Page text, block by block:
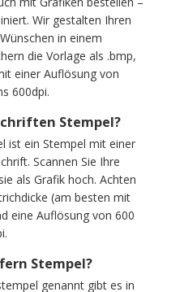
Wir gestalten Ihren
in einem
die Vorlage als .bmp,
einer Auflösung von
600dpi.
Stempel?
ist ein Stempel mit einer
Scannen Sie Ihre
als Grafik hoch. Achten
(am besten mit
eine Auflösung von 600
Stempel?
genannt gibt es in